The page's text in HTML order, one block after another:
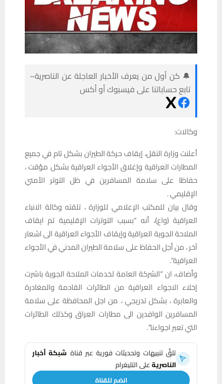
🔔 كن أول من يعرف الأخبار العاجلة عن الناصرية–
تابع حساباتنا على فيسبوك أو أكس
وكالات:
أعلنت وزارة النقل، إيقاف حركة الطيران بشكل تام في جميع
المطارات العراقية وإغلاق الأجواء العراقية بشكل مؤقت ،
حفاظا على سلامة المسافرين في ظل التوتر الأمني
الإقليمي .
وقال بيان للمكتب الإعلامي للوزارة ، تلقته وكالة الانباء
العراقية (واع)، أنه “بسبب التوترات الإقليمية تم ايقاف
الملاحة الجوية العراقية وإيقاف الأجواء العراقية الى اشعار
آخر ، من أجل الحفاظ على سلامة الطيران المدني في الأجواء
العراقية”.
وأضاف، ان “الشركة العامة لخدمات الملاحة الجوية باشرت
إخلاء الاجواء العراقية من الطائرات القادمة والمغادرة
والعابرة ، بشكل تدريجي ، من اجل المحافظة على سلامة
المسافرين الوافدين الى مطارات العراق وكذلك الطائرات
التي تعبر اجواءنا”.
تلقَّ تنبيهات وتحديثات فورية عبر قناة شبكة أخبار
الناصريةعلى التليغرام
انضم للقناة